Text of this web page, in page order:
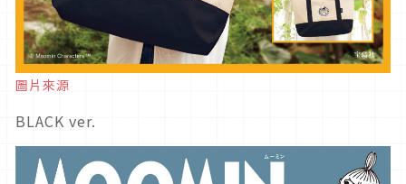
圖片來源
BLACK ver.